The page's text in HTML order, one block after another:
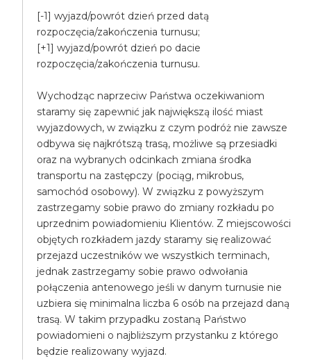
[-1] wyjazd/powrót dzień przed datą
rozpoczęcia/zakończenia turnusu;
[+1] wyjazd/powrót dzień po dacie
rozpoczęcia/zakończenia turnusu.
Wychodząc naprzeciw Państwa oczekiwaniom
staramy się zapewnić jak największą ilość miast
wyjazdowych, w związku z czym podróż nie zawsze
odbywa się najkrótszą trasą, możliwe są przesiadki
oraz na wybranych odcinkach zmiana środka
transportu na zastępczy (pociąg, mikrobus,
samochód osobowy). W związku z powyższym
zastrzegamy sobie prawo do zmiany rozkładu po
uprzednim powiadomieniu Klientów. Z miejscowości
objętych rozkładem jazdy staramy się realizować
przejazd uczestników we wszystkich terminach,
jednak zastrzegamy sobie prawo odwołania
połączenia antenowego jeśli w danym turnusie nie
uzbiera się minimalna liczba 6 osób na przejazd daną
trasą. W takim przypadku zostaną Państwo
powiadomieni o najbliższym przystanku z którego
będzie realizowany wyjazd.